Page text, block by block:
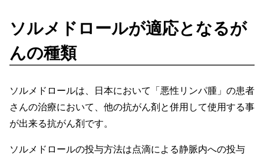
ソルメドロールが適応となるが
んの種類
ソルメドロールは、日本において「悪性リンパ腫」の患者
さんの治療において、他の抗がん剤と併用して使用する事
が出来る抗がん剤です。
ソルメドロールの投与方法は点滴による静脈内への投与